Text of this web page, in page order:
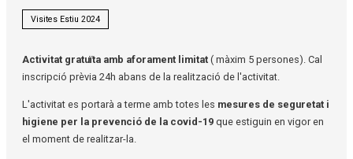
Visites Estiu 2024
Activitat gratuïta amb aforament limitat ( màxim 5 persones). Cal
inscripció prèvia 24h abans de la realització de l'activitat.
L'activitat es portarà a terme amb totes les mesures de seguretat i
higiene per la prevenció de la covid-19 que estiguin en vigor en
el moment de realitzar-la.